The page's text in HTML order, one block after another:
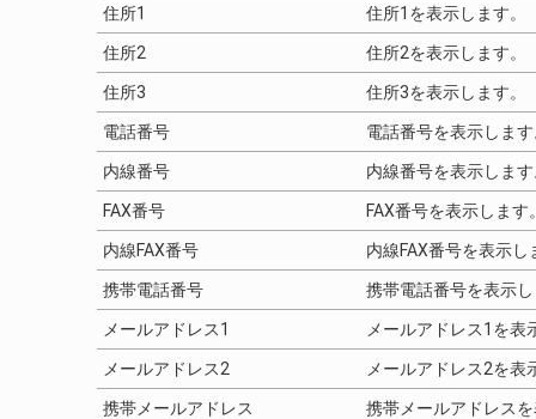
住所1 住所1を表示します。
住所2 住所2を表示します。
住所3 住所3を表示します。
電話番号 電話番号を表示しま
内線番号 内線番号を表示しま
FAX番号 FAX番号を表示します
内線FAX番号 内線FAX番号を表示し
携帯電話番号 携帯電話番号を表示
メールアドレス1 メールアドレス1を表
メールアドレス2 メールアドレス2を表
携帯メールアドレス 携帯メールアドレス